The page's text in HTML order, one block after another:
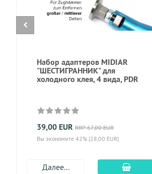
Набор адаптеров MIDIAR
"ШЕСТИГРАННИК" для
холодного клея, 4 вида, PDR
39,00 EUR RRP 67,00 EUR
Вы экономите 42% (28,00 EUR)
Далее...